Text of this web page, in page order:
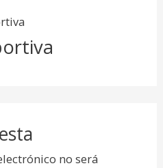
no será